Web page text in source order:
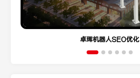
卓珲机器人SEO优化